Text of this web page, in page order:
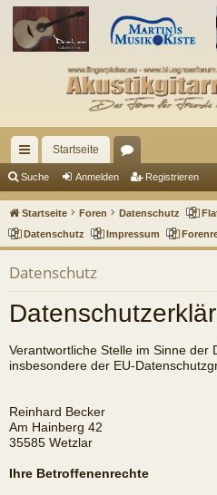
ch
ne
llz
Startseite
en
Suche Anmelden Registrieren
Startseite Foren Datenschutz
Datenschutz
Impressum
Datenschutz
Verantwortliche Stelle im Sinne der
insbesondere der EU-
Reinhard Becker
Am Hainberg 42
35585 Wetzlar
Ihre Betroffenenrechte